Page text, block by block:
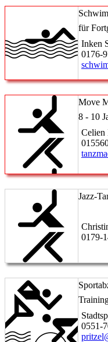
für
Inken
0176-
Move
8 - 10
Celien
Jazz-
0179-
0551-